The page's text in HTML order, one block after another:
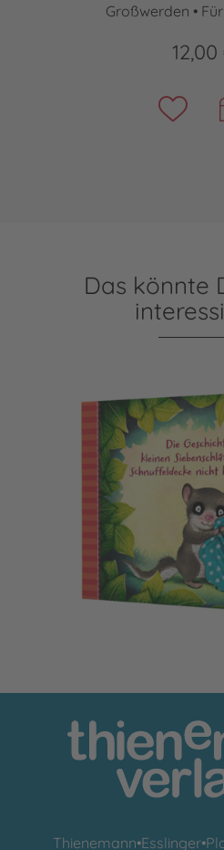
Großwerden •
Das könnte
Der kleine Siebenschläfer 3:
Thienemann•Esslinger•